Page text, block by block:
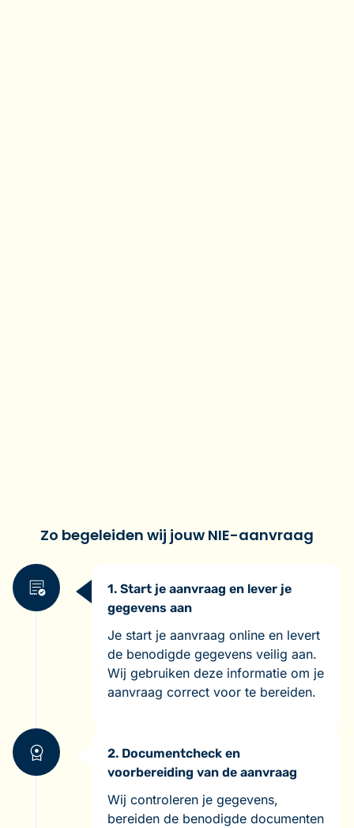
Zo begeleiden wij jouw NIE-aanvraag
1. Start je aanvraag en lever je
gegevens aan
Je start je aanvraag online en levert
de benodigde gegevens veilig aan.
Wij gebruiken deze informatie om je
aanvraag correct voor te bereiden.
2. Documentcheck en
voorbereiding van de aanvraag
Wij controleren je gegevens,
bereiden de benodigde documenten